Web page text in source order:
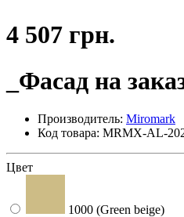
4 507 грн.
_Фасад на
Производитель: Miromark
Код товара: MRMX-AL-
Цвет
1000 (Green beige)